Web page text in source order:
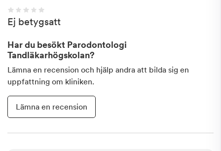
Ej betygsatt
Har du besökt Parodontologi
Tandläkarhögskolan?
Lämna en recension och hjälp andra att bilda sig en
uppfattning om kliniken.
Lämna en recension